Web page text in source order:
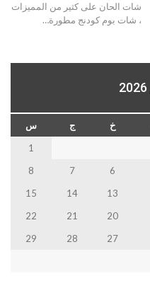
شات الحان على كثير من المميزات
، شات بوم كودنج مطورة…
خ ج
س
1
6
7
8
13
14
15
20
21
22
27
28
29